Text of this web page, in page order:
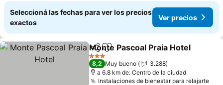
Seleccioná las fechas para ver los precios
exactos
Ver precios
CompartirAñadir a favoritos
Monte Pascoal Praia Hotel
3 Estrellas
8,2 Muy bueno
3.288
a 6.8 km de: Centro de la ciudad
Instalaciones de bienestar para relajarte